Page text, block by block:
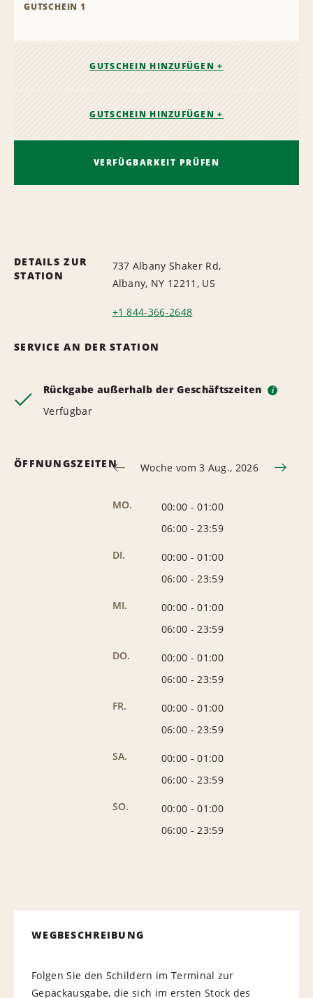
GUTSCHEIN 1
GUTSCHEIN HINZUFÜGEN +
GUTSCHEIN HINZUFÜGEN +
VERFÜGBARKEIT PRÜFEN
DETAILS ZUR
STATION
737 Albany Shaker Rd,
Albany, NY 12211, US
+1 844-366-2648
SERVICE AN DER STATION
Rückgabe außerhalb der Geschäftszeiten i
Verfügbar
ÖFFNUNGSZEITEN Woche vom 3 Aug., 2026
MO. 00:00 -01:00
06:00 - 23:59
DI.
00:00 -01:00
06:00 - 23:59
MI.
00:00 -01:00
06:00 - 23:59
DO.
00:00 -01:00
06:00 - 23:59
FR.
00:00 -01:00
06:00 - 23:59
SA.
00:00 -01:00
06:00 - 23:59
SO.
00:00 -01:00
06:00 - 23:59
WEGBESCHREIBUNG
Folgen Sie den Schildern im Terminal zur
Gepäckausgabe, die sich im ersten Stock des